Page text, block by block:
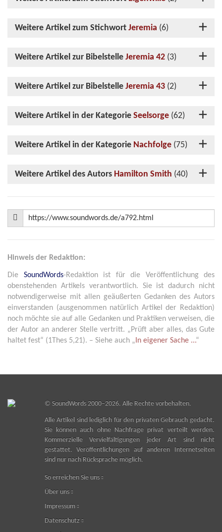
Weitere Artikel zum Stichwort Jeremia (6)
Weitere Artikel zur Bibelstelle Jeremia 42 (3)
Weitere Artikel zur Bibelstelle Jeremia 43 (2)
Weitere Artikel in der Kategorie Seelsorge (62)
Weitere Artikel in der Kategorie Nachfolge (75)
Weitere Artikel des Autors Hamilton Smith (40)
Hinweis der Redaktion:
Die SoundWords-Redaktion ist für die Veröffentlichung des
obenstehenden Artikels verantwortlich. Sie ist dadurch nicht
notwendigerweise mit allen geäußerten Gedanken des Autors
einverstanden (ausgenommen natürlich Artikel der Redaktion)
noch möchte sie auf alle Gedanken und Praktiken verweisen, die
der Autor an anderer Stelle vertritt. „Prüft aber alles, das Gute
haltet fest“ (1Thes 5,21). – Siehe auch „ In eigener Sache ...“
© SoundWords2000–2026. Alle Rechte vorbehalten.
Alle Artikel sind lediglich für den privaten Gebrauch gedacht.
Sie können auch ohne Nachfrage privat verteilt werden.
Kommerzielle Vervielfältigungen jeder Art sind nicht
gestattet. Veröffentlichungen auf anderen Internetseiten
sind nur nach Rücksprache möglich.
So erreichen Sie uns
Über uns
Impressum
Datenschutz